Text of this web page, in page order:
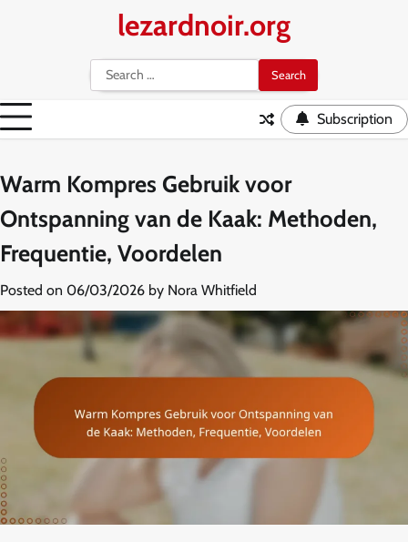
lezardnoir.org
Search
for:
Subscription
Warm Kompres Gebruik voor
Ontspanning van de Kaak: Methoden,
Frequentie, Voordelen
Posted on 06/03/2026 by Nora Whitfield